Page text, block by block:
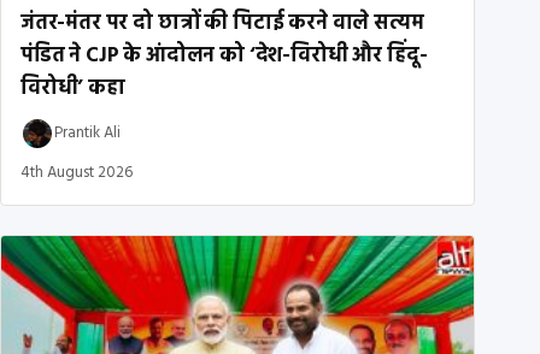
जंतर-मंतर पर दो छात्रों की पिटाई करने वाले सत्यम
पंडित ने CJP के आंदोलन को ‘देश-विरोधी और हिंदू-
विरोधी’ कहा
Prantik Ali
4th August 2026